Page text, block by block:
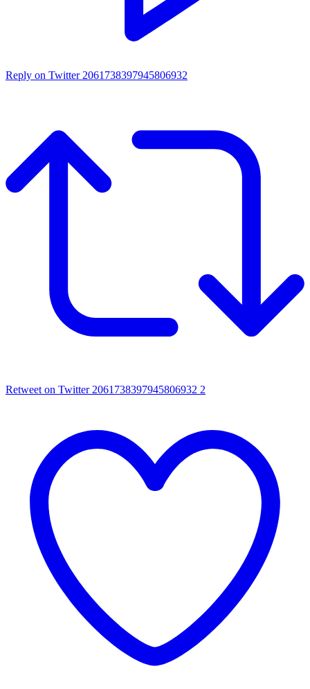
Reply on Twitter 2061738397945806932
Retweet on Twitter 2061738397945806932 2